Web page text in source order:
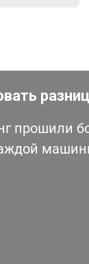
прошили